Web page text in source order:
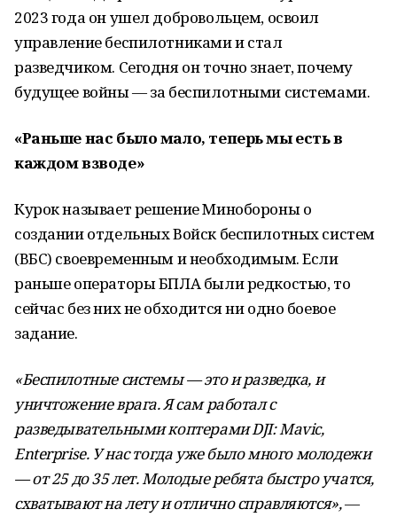
2023 года он ушел добровольцем, освоил
управление беспилотниками и стал
разведчиком. Сегодня он точно знает, почему
будущее войны — за беспилотными системами.
«Раньше нас было мало, теперь мы есть в
каждом взводе»
Курок называет решение Минобороны о
создании отдельных Войск беспилотных систем
(ВБС) своевременным и необходимым. Если
раньше операторы БПЛА были редкостью, то
сейчас без них не обходится ни одно боевое
задание.
«Беспилотные системы — это и разведка, и
уничтожение врага. Я сам работал с
разведывательными коптерами DJI: Mavic,
Enterprise. У нас тогда уже было много молодежи
— от 25 до 35 лет. Молодые ребята быстро учатся,
схватывают на лету и отлично справляются»,—